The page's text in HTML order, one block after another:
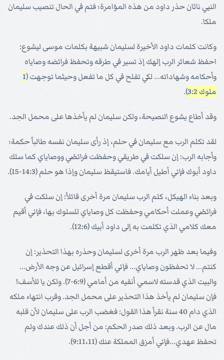
النبي ناثان حذر داود من هذه المؤامرة؛ فتم في الحال تنصيب سليمان
ملكا.
وكانت كلمات داود الأخيرة لسليمان شبيهة بكلمات موسى ليشوع:
احفظ شعائر الرب إلهك إذ تسير في طرقه وتحفظ فرائضه وصاياه
وأحكامه وشهاداته... لكي تفلح في كل ما تفعل وحيثما توجهت (1
ملوك 3:2
).
وقد أطاع يشوع النصيحة، ولكن سليمان لم يأخذها على محمل الجد.
لقد تكلم الرب مع سليمان في حلم، إذ رأى سليمان نفسه طالباً حكمة؛
وأجابه الرب: إن سلكت في طريقي وحفظت فرائضي ووصاياي كما سلك
داود أبوك فإني أطيل أيامك. فاستيقظ سليمان وإذا هو حلم (14:3-15).
وبعد بناء الهيكل، كلم الرب سليمان مرة أخرى قائلاً: إن سلكت في
فرائضي وعملت أحكامي وحفظت كل وصاياي للسلوك بها، فإني أقيم
معك كلامي الذي تكلمت به إلى داود أبيك (12:6).
وفيما بعد ظهر الرب مرة أخرى لسليمان وحذره بهذا التحذير: إن
كنتم... لا تحفظون وصاياي... فإني أقطع إسرائيل عن وجه الأرض...
والبيت الذي قدسته لاسمي أنفيه من أمامي (6:9-7). ولكن يا للأسف!
فإن سليمان لم يأخذ هذا التحذير على محمل الجد. وقرب انتهاء ملكه
الذي دام 40 سنة نقرأ هذا القول: فغضب الرب على سليمان لأن قلبه
مال عن الرب. وبعد ذلك صدر الحكم: من أجل أن ذلك عندك ولم
تحفظ عهدي...فإني أمزق المملكة عنك (9:11،11).